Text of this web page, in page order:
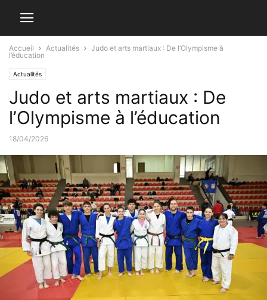
Accueil Actualités
Judo et arts martiaux : De l’Olympisme à
l’éducation
Actualités
Judo et arts martiaux : De
l’Olympisme à l’éducation
18/04/2026